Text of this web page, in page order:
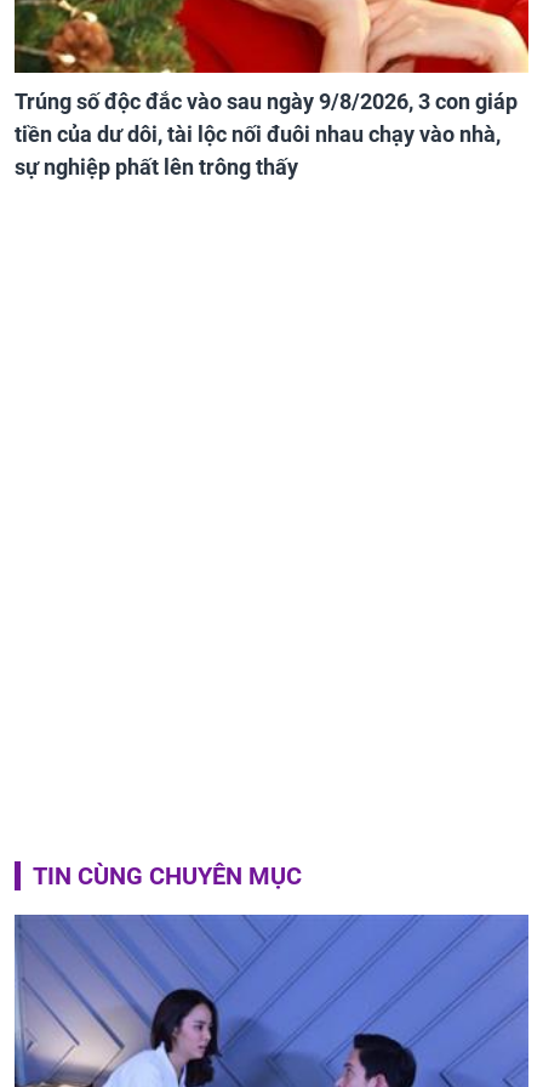
Trúng số độc đắc vào sau ngày 9/8/2026, 3 con giáp
tiền của dư dôi, tài lộc nối đuôi nhau chạy vào nhà,
sự nghiệp phất lên trông thấy
TIN CÙNG CHUYÊN MỤC